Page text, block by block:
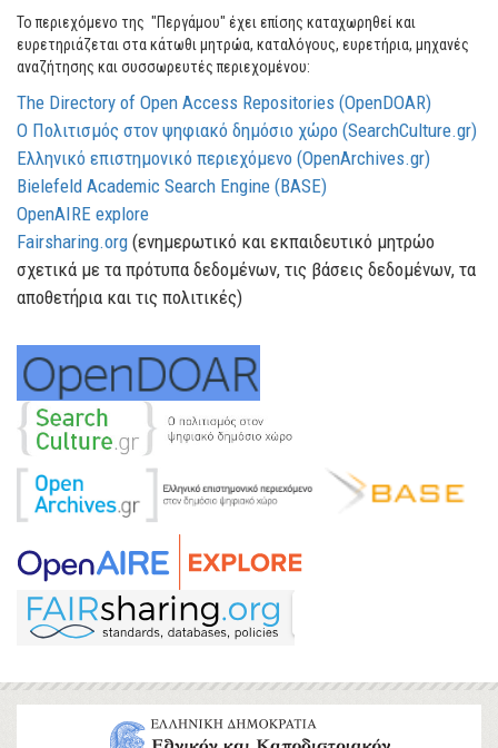
Το περιεχόμενο της "Περγάμου" έχει επίσης καταχωρηθεί και
ευρετηριάζεται στα κάτωθι μητρώα, καταλόγους, ευρετήρια, μηχανές
αναζήτησης και συσσωρευτές περιεχομένου:
The Directory of Open Access Repositories (OpenDOAR)
Ο Πολιτισμός στον ψηφιακό δημόσιο χώρο (SearchCulture.gr)
Ελληνικό επιστημονικό περιεχόμενο (OpenArchives.gr)
Bielefeld Academic Search Engine (BASE)
OpenAIRE explore
Fairsharing.org (ενημερωτικό και εκπαιδευτικό μητρώο
σχετικά με τα πρότυπα δεδομένων, τις βάσεις δεδομένων, τα
αποθετήρια και τις πολιτικές)